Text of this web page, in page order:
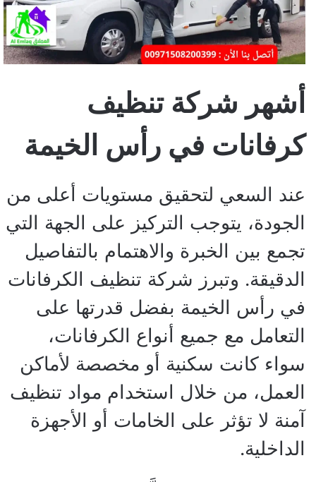
أشهر شركة تنظيف
كرفانات في رأس الخيمة
عند السعي لتحقيق مستويات أعلى من
الجودة، يتوجب التركيز على الجهة التي
تجمع بين الخبرة والاهتمام بالتفاصيل
الدقيقة. وتبرز شركة تنظيف الكرفانات
في رأس الخيمة بفضل قدرتها على
التعامل مع جميع أنواع الكرفانات،
سواء كانت سكنية أو مخصصة لأماكن
العمل، من خلال استخدام مواد تنظيف
آمنة لا تؤثر على الخامات أو الأجهزة
الداخلية.